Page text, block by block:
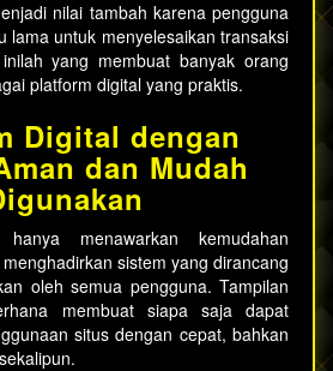
nilai tambah karena pengguna
lama untuk menyelesaikan transaksi
yang membuat banyak orang
platform digital yang praktis.
Digital dengan
dan Mudah
menawarkan kemudahan
sistem yang dirancang
oleh semua pengguna. Tampilan
membuat siapa saja dapat
situs dengan cepat, bahkan